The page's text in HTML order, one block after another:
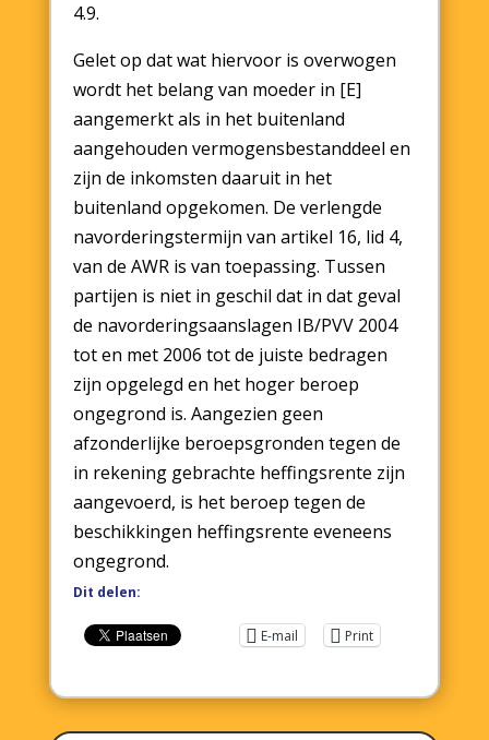
4.9.
Gelet op dat wat hiervoor is overwogen
wordt het belang van moeder in [E]
aangemerkt als in het buitenland
aangehouden vermogensbestanddeel en
zijn de inkomsten daaruit in het
buitenland opgekomen. De verlengde
navorderingstermijn van artikel 16, lid 4,
van de AWR is van toepassing. Tussen
partijen is niet in geschil dat in dat geval
de navorderingsaanslagen IB/PVV 2004
tot en met 2006 tot de juiste bedragen
zijn opgelegd en het hoger beroep
ongegrond is. Aangezien geen
afzonderlijke beroepsgronden tegen de
in rekening gebrachte heffingsrente zijn
aangevoerd, is het beroep tegen de
beschikkingen heffingsrente eveneens
ongegrond.
Dit delen:
E-mail Print